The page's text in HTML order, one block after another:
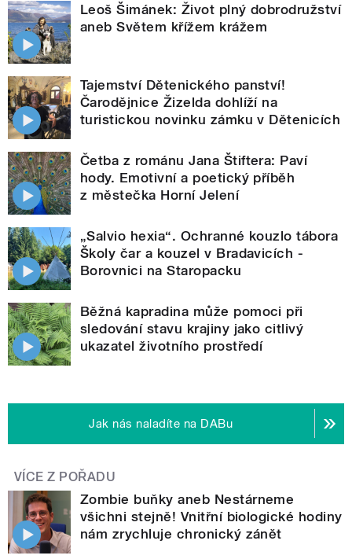
Leoš Šimánek: Život plný dobrodružství
aneb Světem křížem krážem
Tajemství Dětenického panství!
Čarodějnice Žizelda dohlíží na
turistickou novinku zámku v Dětenicích
Četba z románu Jana Štiftera: Paví
hody. Emotivní a poetický příběh
z městečka Horní Jelení
„Salvio hexia“. Ochranné kouzlo tábora
Školy čar a kouzel v Bradavicích -
Borovnici na Staropacku
Běžná kapradina může pomoci při
sledování stavu krajiny jako citlivý
ukazatel životního prostředí
Jak nás naladíte na DABu
VÍCE Z POŘADU
Zombie buňky aneb Nestárneme
všichni stejně! Vnitřní biologické hodiny
nám zrychluje chronický zánět